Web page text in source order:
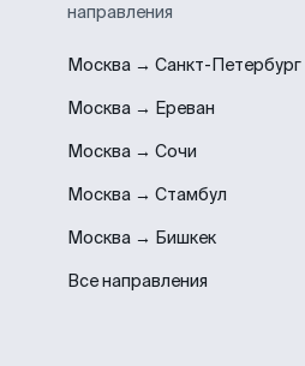
направления
Москва → Санкт-Петербург
Москва → Ереван
Москва → Сочи
Москва → Стамбул
Москва → Бишкек
Все направления